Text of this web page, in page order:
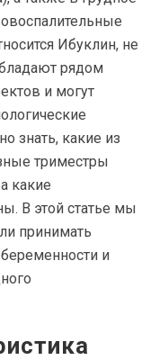
Ибуклин, не
рядом
и могут
знать, какие из
триместры
какие
В этой статье мы
принимать
и